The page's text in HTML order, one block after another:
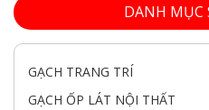
DANH MỤC
GẠCH TRANG TRÍ
GẠCH ỐP LÁT NỘI THẤT